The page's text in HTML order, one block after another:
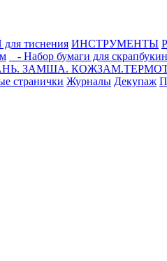
тиснения ИНСТРУМЕНТЫ
- Набор бумаги для
ЗАМША.
странички Журналы Декупаж